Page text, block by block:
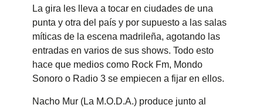
La gira les lleva a tocar en ciudades de una
punta y otra del país y por supuesto a las salas
míticas de la escena madrileña, agotando las
entradas en varios de sus shows. Todo esto
hace que medios como Rock Fm, Mondo
Sonoro o Radio 3 se empiecen a fijar en ellos.
Nacho Mur (La M.O.D.A.) produce junto al